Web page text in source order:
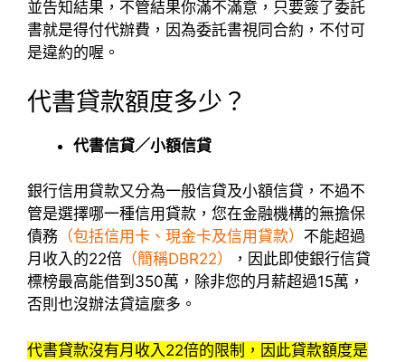
並告知結果，不管結果你滿不滿意，只要簽了委託
書就是得付代辦費，因為委託書視同合約，不付可
是違約的喔。
代書貸款額度多少？
代書信貸／小額信貸
銀行信用貸款又分為一般信貸及小額信貸，不過不
管是選擇哪一種信用貸款，您在金融機構的無擔保
債務 （包括信用卡、現金卡及信用貸款） 不能超過
月收入的22倍 （簡稱DBR22）
，因此即使銀行信貸
標榜最高能借到350萬，除非您的月薪超過15萬，
否則也沒辦法貸這麼多。
代書貸款沒有月收入22倍的限制，因此貸款額度是